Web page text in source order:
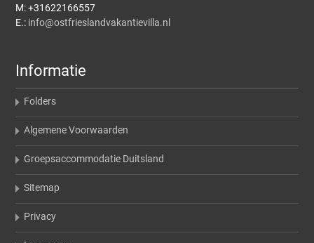
M: +31622166557
E.: info@ostfrieslandvakantievilla.nl
Informatie
Folders
Algemene Voorwaarden
Groepsaccommodatie Duitsland
Sitemap
Privacy